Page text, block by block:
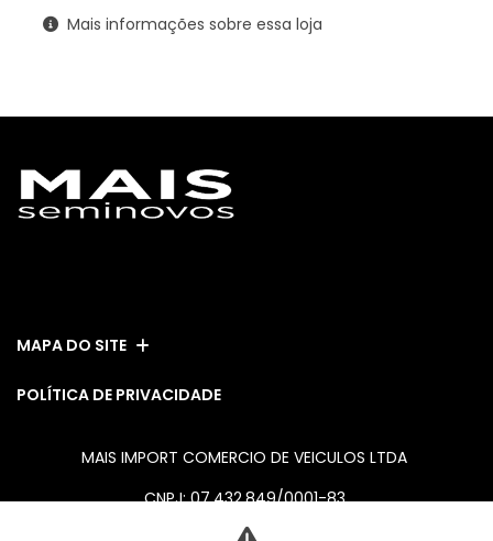
Mais informações sobre essa loja
MAPA DO SITE
POLÍTICA DE PRIVACIDADE
MAIS IMPORT COMERCIO DE VEICULOS LTDA
CNPJ: 07.432.849/0001-83